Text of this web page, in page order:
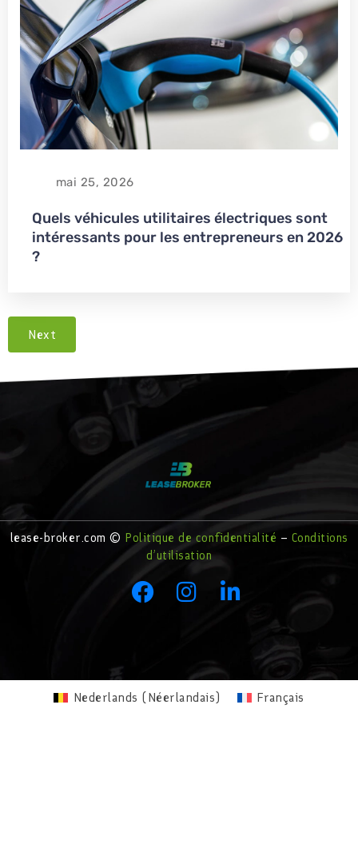
mai 25, 2026
Quels véhicules utilitaires électriques sont
intéressants pour les entrepreneurs en 2026
?
Next
lease-broker.com © Politique de confidentialité – Conditions
d’utilisation
Nederlands ( Néerlandais) Français